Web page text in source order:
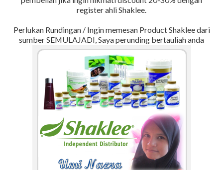
register ahli Shaklee.
Perlukan Rundingan / Ingin memesan Product Shaklee dari
sumber SEMULAJADI, Saya perunding bertauliah anda